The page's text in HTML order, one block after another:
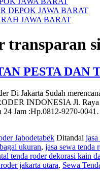
DEPOK JAWA BARAT
JAWA BARAT
transparan
PESTA DAN
Di Jakarta Sudah
INDONESIA Jl.
24 Jam :Hp.0812-9270-
Jabodetabek Ditandai
ukuran, jasa sewa tenda
tenda roder dekorasi kain
jakarta utara, Sewa